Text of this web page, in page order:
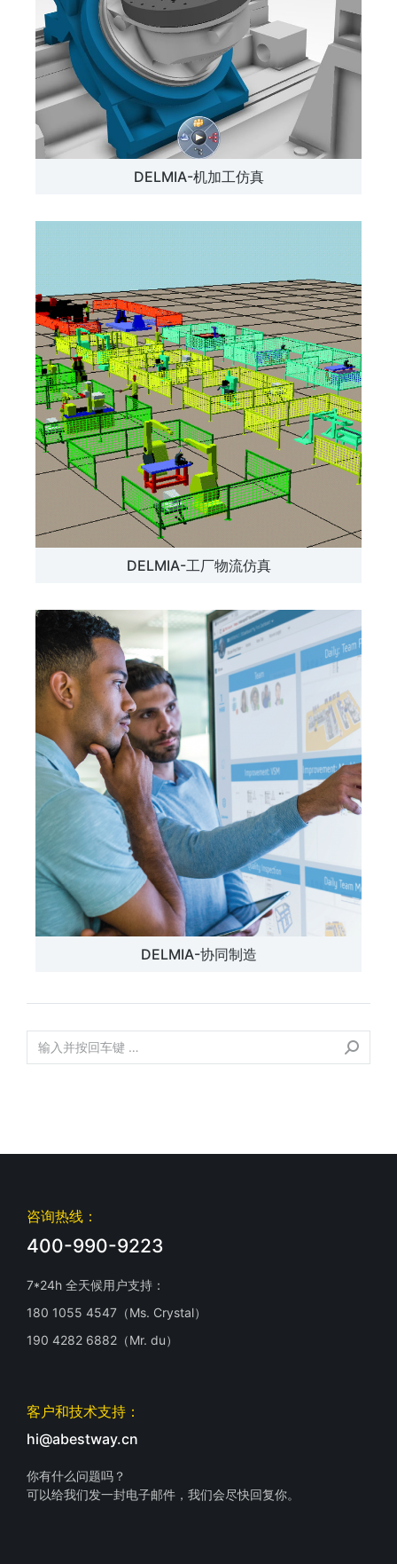
DELMIA-机加工仿真
DELMIA-工厂物流仿真
DELMIA-协同制造
咨询热线：
400-990-9223
7*24h 全天候用户支持：
180 1055 4547（Ms. Crystal）
190 4282 6882（Mr. du）
客户和技术支持：
hi@abestway.cn
你有什么问题吗？
可以给我们发一封电子邮件，我们会尽快回复你。